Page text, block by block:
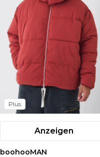
Plus
Anzeigen
boohooMAN